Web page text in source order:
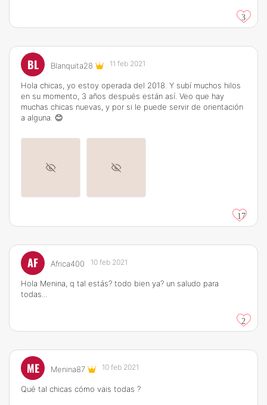
3
BL Blanquita28 11 feb 2021
Hola chicas, yo estoy operada del 2018. Y subí muchos hilos
en su momento, 3 años después están así. Veo que hay
muchas chicas nuevas, y por si le puede servir de orientación
a alguna. 😊
17
AF Africa400 10 feb 2021
Hola Menina, q tal estás? todo bien ya? un saludo para
todas...
2
ME Menina87 10 feb 2021
Qué tal chicas cómo vais todas ?